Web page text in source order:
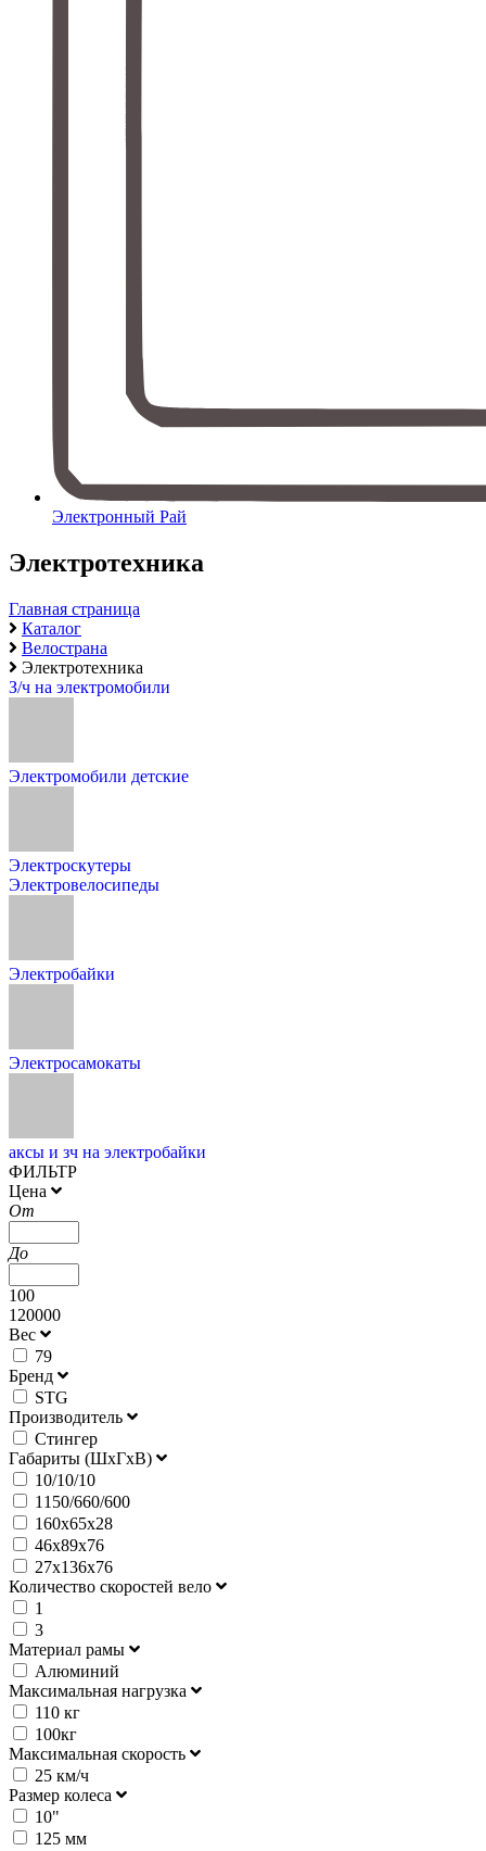
Электронный Рай
Электротехника
Главная страница
Каталог
Велострана
Электротехника
З/ч на электромобили
Электромобили детские
Электроскутеры
Электровелосипеды
Электробайки
Электросамокаты
аксы и зч на электробайки
ФИЛЬТР
Цена
От
До
100
120000
Вес
79
Бренд
STG
Производитель
Стингер
Габариты (ШхГхВ)
10/10/10
1150/660/600
160х65х28
46х89х76
27x136x76
Количество скоростей вело
1
3
Материал рамы
Алюминий
Максимальная нагрузка
110 кг
100кг
Максимальная скорость
25 км/ч
Размер колеса
10"
125 мм